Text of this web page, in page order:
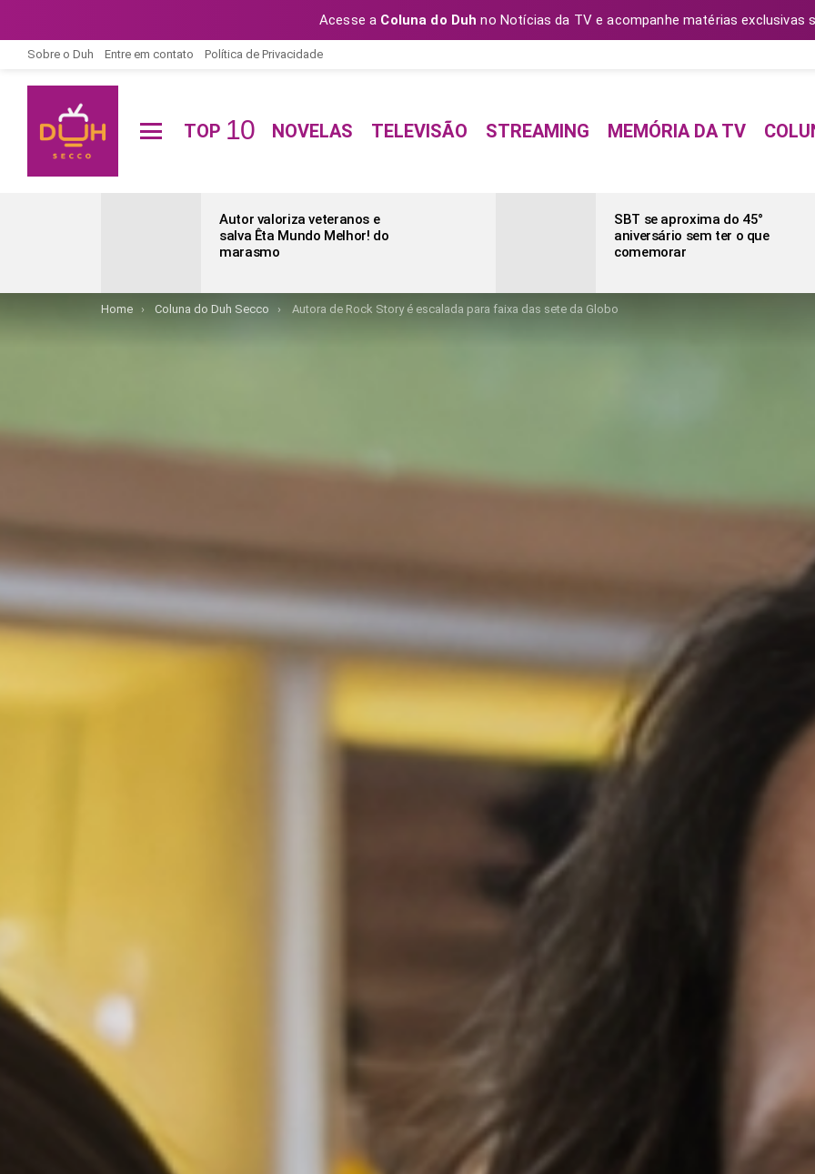
Acesse a Coluna do Duh no Notícias da TV e acompanhe matérias exclusivas
Sobre o Duh Entre em contato Política de Privacidade
TOP 10 NOVELAS TELEVISÃO STREAMING MEMÓRIA DA TV
Autor valoriza veteranos e
salva Êta Mundo Melhor! do
marasmo
SBT se aproxima do 45°
aniversário sem ter o que
comemorar
You are here:
Home Coluna do Duh Secco Autora de Rock Story é escalada para faixa das sete da Globo